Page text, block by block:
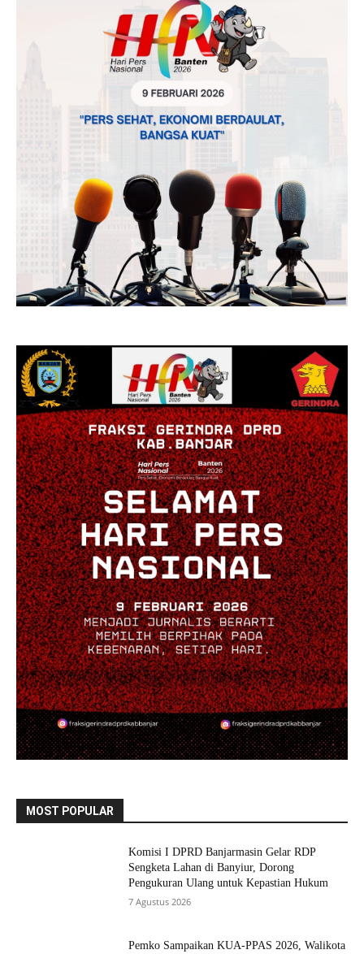
MOST POPULAR
Komisi I DPRD Banjarmasin Gelar RDP
Sengketa Lahan di Banyiur, Dorong
Pengukuran Ulang untuk Kepastian Hukum
7 Agustus 2026
Pemko Sampaikan KUA-PPAS 2026, Walikota